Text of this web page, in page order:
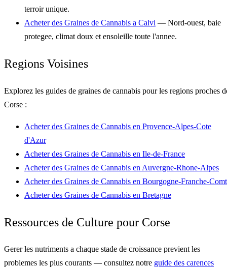
terroir unique.
Acheter des Graines de Cannabis a Calvi — Nord-ouest, baie
protegee, climat doux et ensoleille toute l'annee.
Regions Voisines
Explorez les guides de graines de cannabis pour les regions proches
Corse :
Acheter des Graines de Cannabis en Provence-Alpes-Cote
d'Azur
Acheter des Graines de Cannabis en Ile-de-France
Acheter des Graines de Cannabis en Auvergne-Rhone-Alpes
Acheter des Graines de Cannabis en Bourgogne-Franche-
Acheter des Graines de Cannabis en Bretagne
Ressources de Culture pour Corse
Gerer les nutriments a chaque stade de croissance previent les
problemes les plus courants — consultez notre guide des carences